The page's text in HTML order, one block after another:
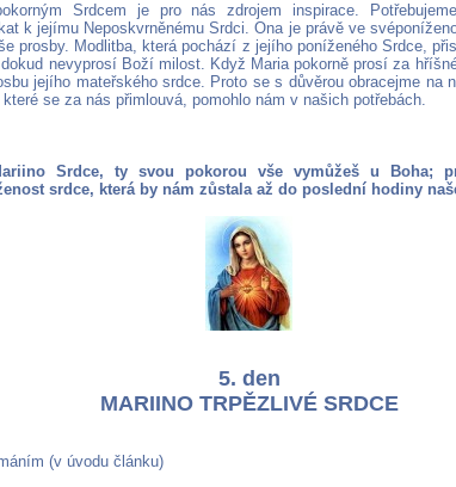
Srdcem je pro nás zdrojem inspirace.
k jejímu Neposkvrněnému Srdci. Ona je právě ve
prosby. Modlitba, která pochází z jejího poníženého Srdce,
nevyprosí Boží milost. Když Maria pokorně prosí za
jejího mateřského srdce. Proto se s důvěrou obracejme na
se za nás přimlouvá, pomohlo nám v našich potřebách.
Srdce, ty svou pokorou vše vymůžeš u Boha;
srdce, která by nám zůstala až do poslední hodiny
5. den
MARIINO TRPĚZLIVÉ SRDCE
(v úvodu článku)